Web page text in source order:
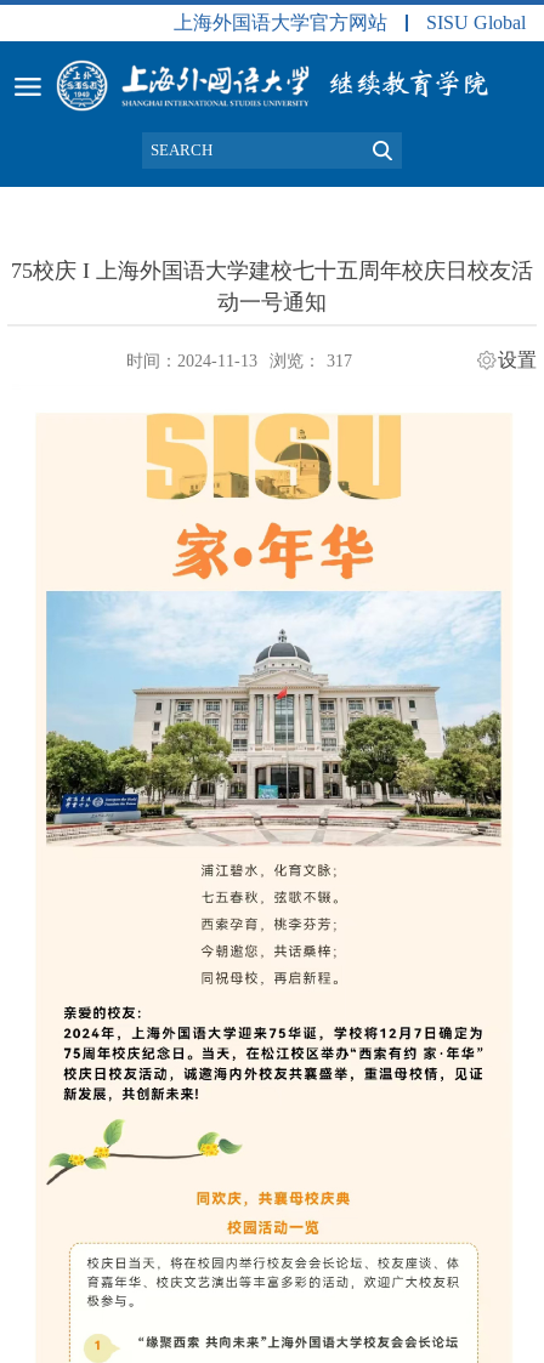
上海外国语大学官方网站 SISU Global
75校庆 I 上海外国语大学建校七十五周年校庆日校友活
动一号通知
时间：2024-11-13 浏览： 317 设置